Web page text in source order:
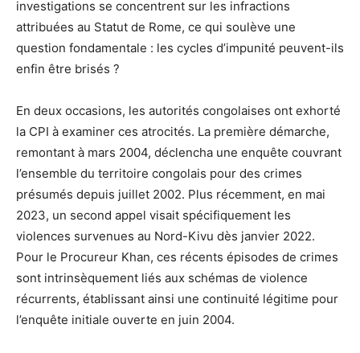
investigations se concentrent sur les infractions
attribuées au Statut de Rome, ce qui soulève une
question fondamentale : les cycles d’impunité peuvent-ils
enfin être brisés ?
En deux occasions, les autorités congolaises ont exhorté
la CPI à examiner ces atrocités. La première démarche,
remontant à mars 2004, déclencha une enquête couvrant
l’ensemble du territoire congolais pour des crimes
présumés depuis juillet 2002. Plus récemment, en mai
2023, un second appel visait spécifiquement les
violences survenues au Nord-Kivu dès janvier 2022.
Pour le Procureur Khan, ces récents épisodes de crimes
sont intrinsèquement liés aux schémas de violence
récurrents, établissant ainsi une continuité légitime pour
l’enquête initiale ouverte en juin 2004.